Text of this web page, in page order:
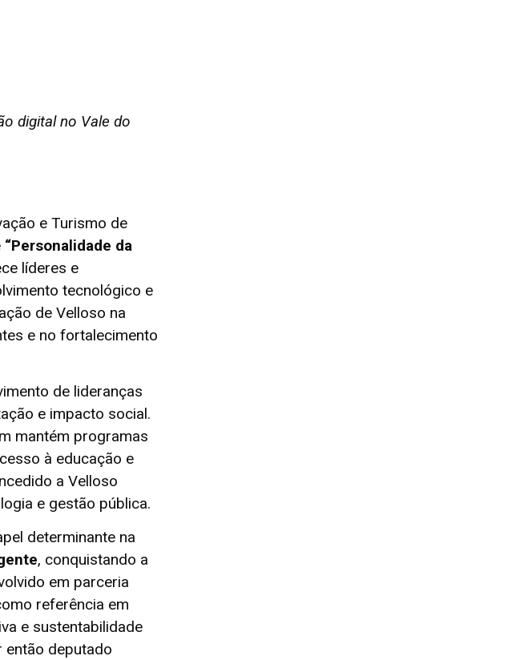
digital no Vale do
e Turismo de
“Personalidade da
líderes e
tecnológico e
de Velloso na
e no fortalecimento
de lideranças
e impacto social.
mantém programas
à educação e
a Velloso
e gestão pública.
determinante na
, conquistando a
em parceria
referência em
e sustentabilidade
então deputado